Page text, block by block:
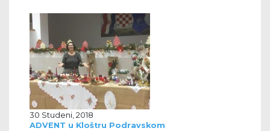
30 Studeni, 2018
ADVENT u Kloštru Podravskom